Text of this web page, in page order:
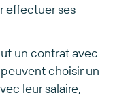
effectuer ses
un contrat avec
choisir un
leur salaire,